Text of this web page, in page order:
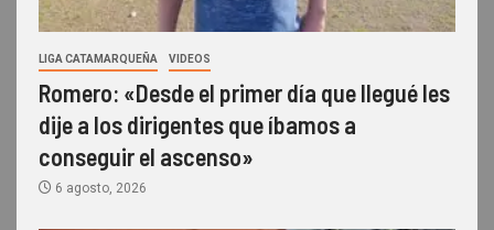
LIGA CATAMARQUEÑA VIDEOS
Romero: «Desde el primer día que llegué les
dije a los dirigentes que íbamos a
conseguir el ascenso»
6 agosto, 2026